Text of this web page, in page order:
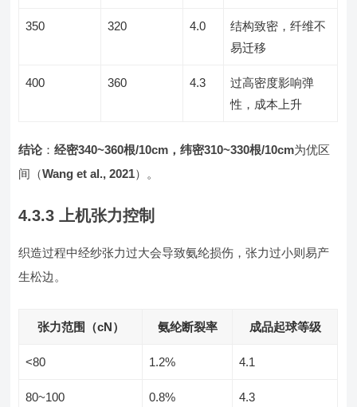
350 320 4.0
结构致密，纤维不
易迁移
400 360 4.3
过高密度影响弹
性，成本上升
结论：经密340~360根/10cm，纬密310~330根/10cm为优区
间（Wang et al., 2021）。
4.3.3 上机张力控制
织造过程中经纱张力过大会导致氨纶损伤，张力过小则易产
生松边。
张力范围（cN） 氨纶断裂率 成品起球等级
<80 1.2% 4.1
80~100 0.8% 4.3